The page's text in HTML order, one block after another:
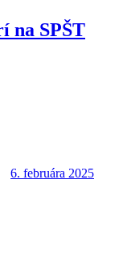
na SPŠT
6. februára 2025